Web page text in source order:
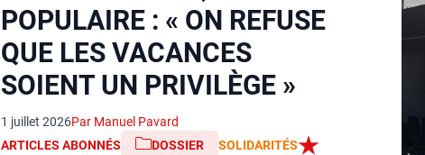
POPULAIRE : « ON REFUSE
QUE LES VACANCES
SOIENT UN PRIVILÈGE »
1 juillet 2026Par Manuel Pavard
ARTICLES ABONNÉS
DOSSIER SOLIDARITÉS